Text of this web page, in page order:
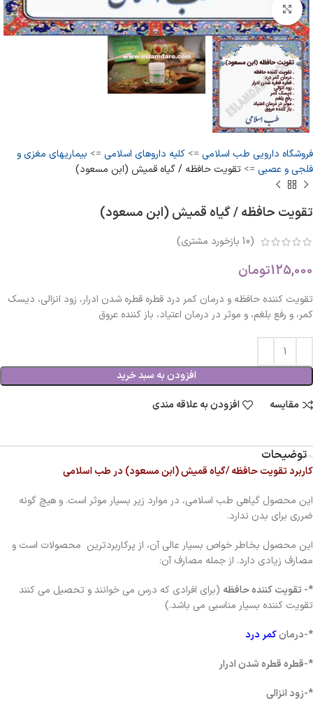
فروشگاه دارویی طب اسلامی => کلیه داروهای اسلامی => بیماریهای مغزی و
فلجی و عصبی => تقویت حافظه / گیاه قمیش (ابن مسعود)
تقویت حافظه / گیاه قمیش (ابن مسعود)
(
10 بازخورد مشتری)
125,000تومان
تقویت کننده حافظه و درمان کمر درد قطره قطره شدن ادرار، زود انزالی، دیسک
کمر، و رفع بلغم، و موثر در درمان اعتیاد، باز کننده عروق
افزودن به سبد خرید
مقایسه
افزودن به علاقه مندی
توضیحات
کاربرد تقویت حافظه /گیاه قمیش (ابن مسعود) در طب اسلامی
این محصول گیاهی طب اسلامی، در موارد زیر بسیار موثر است. و هیچ گونه
ضرری برای بدن ندارد.
این محصول بخاطر خواص بسیار عالی آن، از پرکاربردترین محصولات است و
مصارف زیادی دارد. از جمله مصارف آن:
*- تقویت کننده حافظه (برای افرادی که درس می خوانند و تحصیل می کنند
تقویت کننده بسیار مناسبی می باشد.)
*-درمانکمر درد
*-قطره قطره شدن ادرار
*-زود انزالی